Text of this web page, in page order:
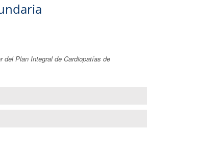
Plan Integral de Cardiopatías de